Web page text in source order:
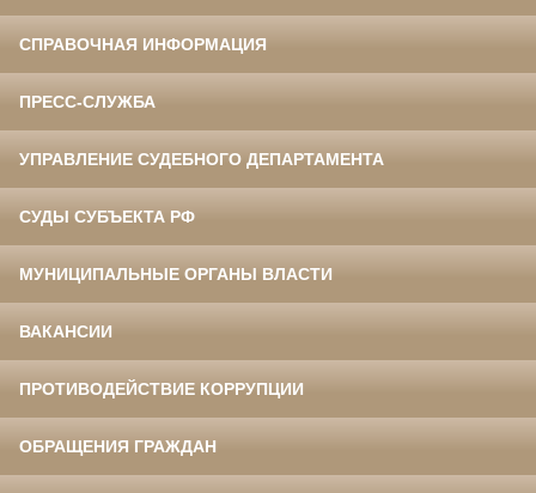
СПРАВОЧНАЯ ИНФОРМАЦИЯ
ПРЕСС-СЛУЖБА
УПРАВЛЕНИЕ СУДЕБНОГО ДЕПАРТАМЕНТА
СУДЫ СУБЪЕКТА РФ
МУНИЦИПАЛЬНЫЕ ОРГАНЫ ВЛАСТИ
ВАКАНСИИ
ПРОТИВОДЕЙСТВИЕ КОРРУПЦИИ
ОБРАЩЕНИЯ ГРАЖДАН